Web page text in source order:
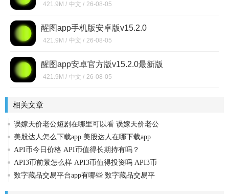
421.9M / 中文 / 26-08-05
醒图app手机版安卓版v15.2.0
421.9M / 中文 / 26-08-05
醒图app安卓官方版v15.2.0最新版
421.9M / 中文 / 26-08-05
相关文章
误嫁天价老公短剧在哪里可以看 误嫁天价老公
美股达人怎么下载app 美股达人在哪下载app
API币今日价格 API币值得长期持有吗？
API3币前景怎么样 API3币值得投资吗 API3币
数字藏品交易平台app有哪些 数字藏品交易平